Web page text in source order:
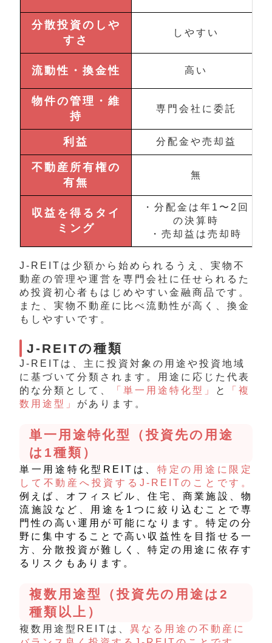
分散投資のしや
すさ
しやすい
流動性・換金性 高い
物件の管理・維
持
専門会社に委託
利益 分配金や売却益
不動産所有権の
有無
無
収益を得るタイ
ミング
・分配金は年1〜2回
の決算時
・売却益は売却時
J-REITは少額から始められるうえ、実物不
動産の管理や運営を専門会社に任せられるた
め投資初心者もはじめやすい金融商品です。
また、実物不動産に比べ流動性が高く、換金
もしやすいです。
J-REITの種類
J-REITは、主に投資対象の用途や投資地域
に基づいて分類されます。用途に応じた代表
的な分類として、
「単一用途特化型」 と
「複
数用途型」 があります。
単一用途特化型（投資先の用途
は1種類）
単一用途特化型REITは、特定の用途に限定
して不動産へ投資するJ-REITのことです。
例えば、オフィスビル、住宅、商業施設、物
流施設など、用途を1つに絞り込むことで専
門性の高い運用が可能になります。特定の分
野に集中することで高い収益性を目指せる一
方、分散投資が難しく、特定の用途に依存す
るリスクもあります。
複数用途型（投資先の用途は2
種類以上）
複数用途型REITは、 異なる用途の不動産に